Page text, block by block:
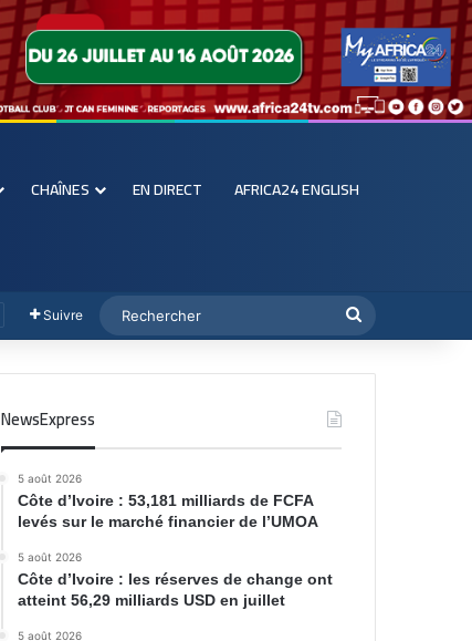
CHAÎNES EN DIRECT AFRICA24 ENGLISH
Suivre
NewsExpress
5 août 2026
Côte d’Ivoire : 53,181 milliards de FCFA
levés sur le marché financier de l’UMOA
5 août 2026
Côte d’Ivoire : les réserves de change ont
atteint 56,29 milliards USD en juillet
5 août 2026